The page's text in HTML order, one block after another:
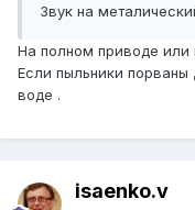
Звук на
На полном приводе или
Если пыльники
воде .
isaenko.v